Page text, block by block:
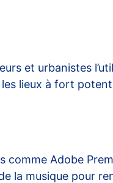
et urbanistes
lieux à fort
Adobe
la musique pour